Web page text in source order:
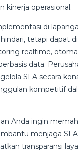
kinerja operasional.
di
tetapi dapat
realtime,
data.
SLA secara
kompetitif
Anda ingin
menjaga
transparansi